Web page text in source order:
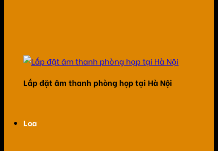
Lắp đặt âm thanh phòng họp tại Hà Nội
Loa